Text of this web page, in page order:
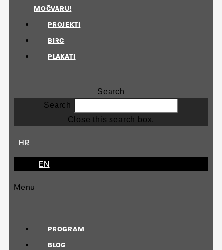
MOČVARU!
PROJEKTI
BIRC
PLAKATI
Search
Search
Close this search box.
HR
EN
Menu
PROGRAM
BLOG